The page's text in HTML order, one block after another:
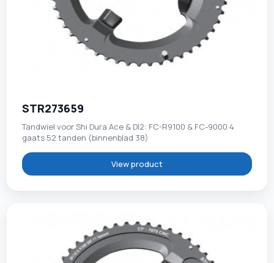
STR273659
Tandwiel voor Shi Dura Ace & DI2: FC-R9100 & FC-9000 4
gaats 52 tanden (binnenblad 38)
View product